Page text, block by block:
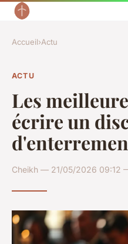
Accueil›Actu
ACTU
Les
écrire un
Cheikh — 21/05/2026 09:12